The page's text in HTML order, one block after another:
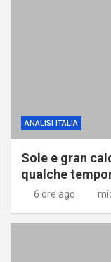
ANALISI ITALIA
Sole e gran
qualche
6 ore ago